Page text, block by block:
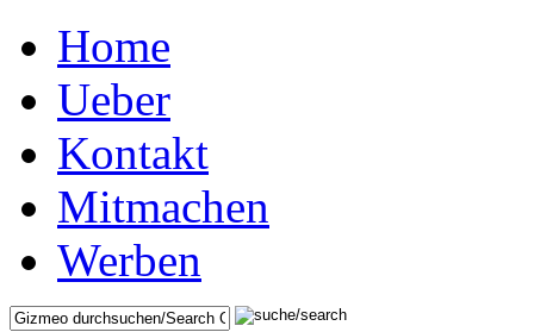
Home
Ueber
Kontakt
Mitmachen
Werben